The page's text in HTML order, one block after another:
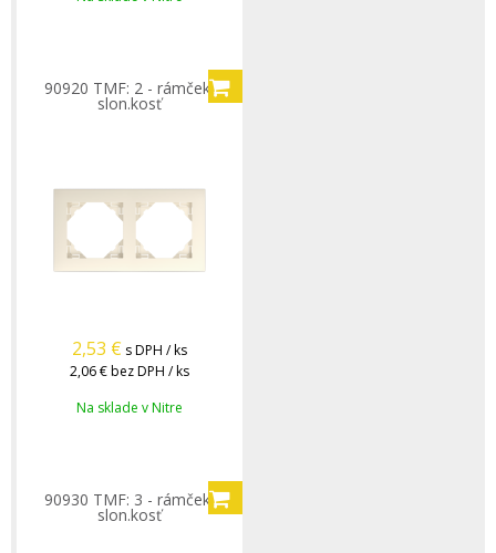
90920 TMF: 2 - rámček,
slon.kosť
2,53 € s DPH / ks
2,06 €bez DPH / ks
Na sklade v Nitre
90930 TMF: 3 - rámček,
slon.kosť